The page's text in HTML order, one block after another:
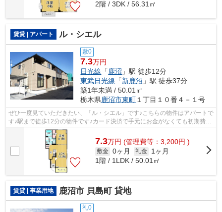
2階 / 3DK / 56.31㎡
賃貸 | アパート ル・シエル
敷0
7.3万円
日光線 「 鹿沼 」駅 徒歩12分
東武日光線 「新鹿沼 」駅 徒歩37分
築1年未満 / 50.01㎡
栃木県鹿沼市東町 １丁目１０番４－１号
ぜひ一度見ていただきたい、「ル・シエル」です♪こちらの物件はアパートで
す♪駅まで徒歩12分の物件です♪カード決済で手元にお金がなくても初期費用
や家賃支払いができます♪エスケーホ...
7.3万円 (管理費等：3,200円 )
敷金 0ヶ月 礼金
1ヶ月
1階 / 1LDK / 50.01㎡
賃貸 | 事業用地 鹿沼市 貝島町 貸地
礼0